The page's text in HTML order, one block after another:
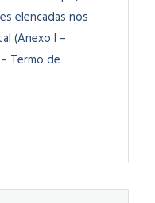
elencadas nos
(Anexo I –
Termo de